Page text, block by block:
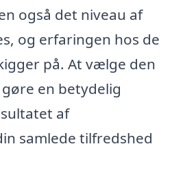
også det niveau af
og erfaringen hos de
på. At vælge den
en betydelig
af
samlede tilfredshed